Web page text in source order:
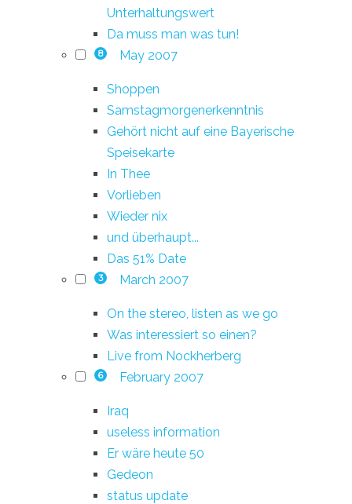
Unterhaltungswert
Da muss man was tun!
8 May 2007
Shoppen
Samstagmorgenerkenntnis
Gehört nicht auf eine Bayerische
Speisekarte
In Thee
Vorlieben
Wieder nix
und überhaupt...
Das 51% Date
3 March 2007
On the stereo, listen as we go
Was interessiert so einen?
Live from Nockherberg
6 February 2007
Iraq
useless information
Er wäre heute 50
Gedeon
status update